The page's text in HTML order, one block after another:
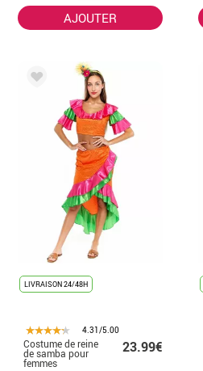
AJOUTER
LIVRAISON 24/48H
4.31/5.00
Costume de reine
de samba pour
femmes
23.99€